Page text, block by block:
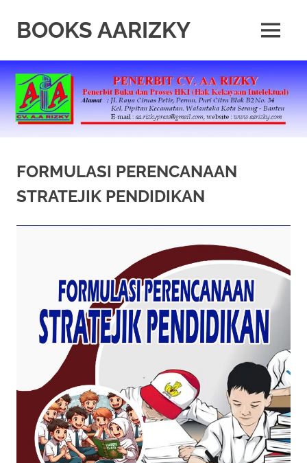
contentBOOKS AARIZKY
Buku
Berkualitas
MENU
FORMULASI PERENCANAAN
STRATEJIK PENDIDIKAN